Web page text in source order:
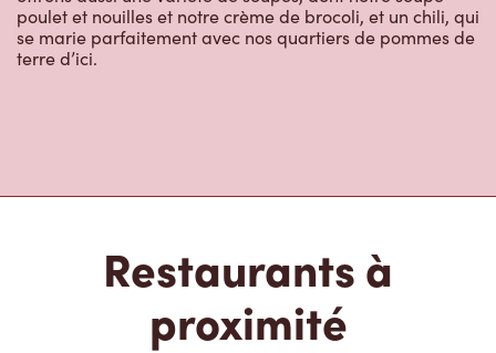
poulet et nouilles et notre crème de brocoli, et un chili, qui
se marie parfaitement avec nos quartiers de pommes de
terre d’ici.
Restaurants à
proximité